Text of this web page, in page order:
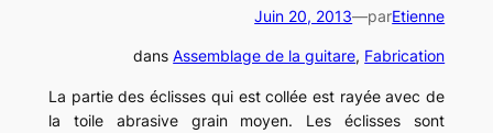
Juin 20, 2013—parEtienne
dansAssemblage de la guitare, Fabrication
La partie des éclisses qui est collée est rayée avec de
la toile abrasive grain moyen. Les éclisses sont